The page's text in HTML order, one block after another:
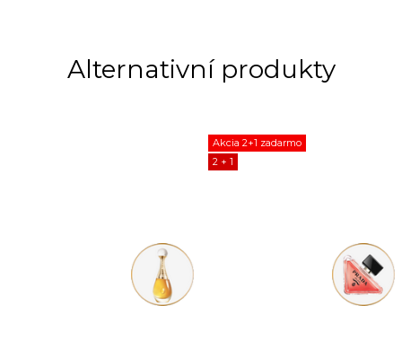
Akcia 2+1 zadarmo
2 + 1